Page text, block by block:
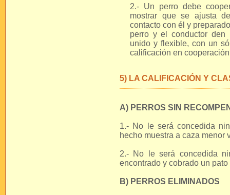
2.- Un perro debe
mostrar que se ajusta
contacto con él y
perro y el conductor
unido y flexible, con un
calificación en
5) LA CALIFICACIÓN Y
A) PERROS SIN
1.- No le será concedida
hecho muestra a caza menor
2.- No le será concedida
encontrado y cobrado un
B) PERROS ELIMINADOS